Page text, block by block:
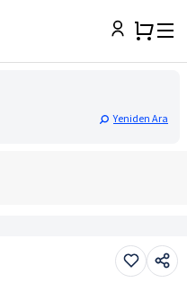
Yeniden Ara